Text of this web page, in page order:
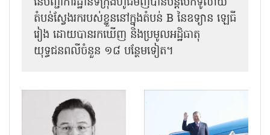
តំបន់ស្វែងរករបស់ខ្លួននៅក្នុងតំបន់ B នៃឧទ្យាន ឡេធី
រៀង ដោយបានរកឃើញ និងប្រមូលអដ្ឋិធាតុ
យុទ្ធជនពលីចំនួន ១៨ បន្ថែមទៀត។